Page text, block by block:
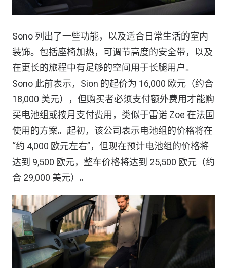
Sono 列出了一些功能，以及适合日常生活的室内
装饰。包括座椅加热，可调节高度的安全带，以及
在更长的旅程中有足够的空间用于长腿用户。
Sono 此前表示，Sion 的起价为 16,000 欧元（约合
18,000 美元），但购买者必须支付额外费用才能购
买电池组或按月支付费用，类似于雷诺 Zoe 在法国
使用的方案。起初，该公司表示电池组的价格将在
“约 4,000 欧元左右”，但现在预计电池组的价格将
达到 9,500 欧元，整车价格将达到 25,500 欧元（约
合 29,000 美元）。